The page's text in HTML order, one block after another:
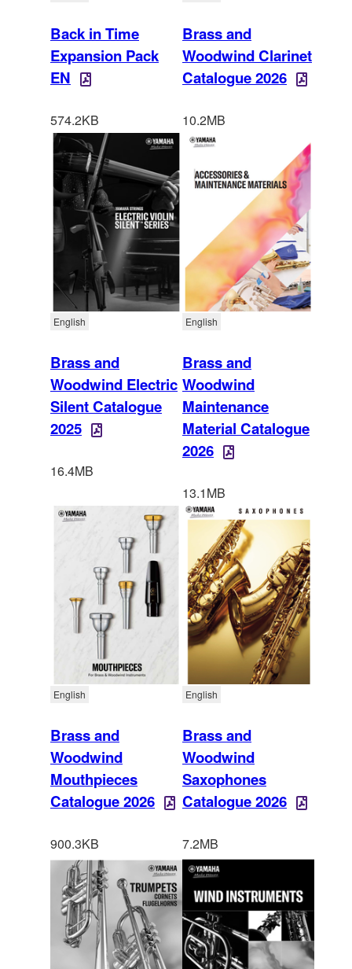
Back in Time
Expansion Pack
EN
574.2KB
Brass and
Woodwind Clarinet
Catalogue 2026
10.2MB
Brass and
Woodwind Electric
Silent Catalogue
2025
English
16.4MB
Brass and
Woodwind
Maintenance
Material Catalogue
2026
English
13.1MB
Brass and
Woodwind
Mouthpieces
Catalogue 2026
English
900.3KB
Brass and
Woodwind
Saxophones
Catalogue 2026
English
7.2MB